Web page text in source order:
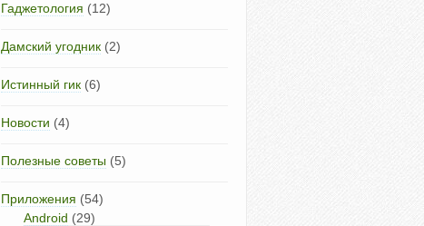
Гаджетология (12)
Дамский угодник(2)
Истинный гик(6)
Новости (4)
Полезные советы(5)
Приложения (54)
Android (29)